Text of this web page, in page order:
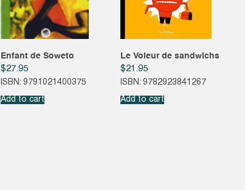
Enfant de Soweto
$27.95
ISBN: 9791021400375
Add to cart
Le Voleur de sandwichs
$21.95
ISBN: 9782923841267
Add to cart